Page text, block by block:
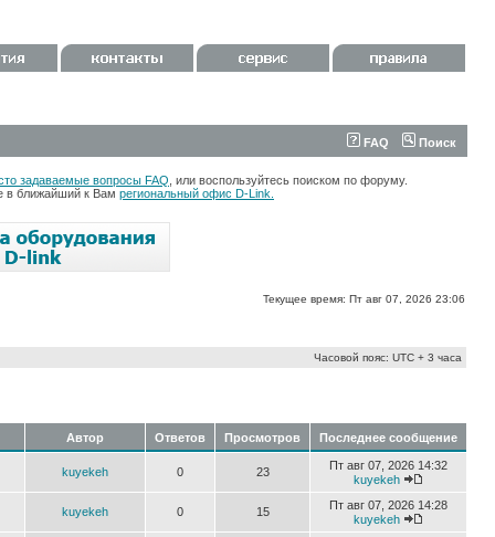
FAQ Поиск
задаваемые вопросы FAQ , или воспользуйтесь поиском по форуму.
в ближайший к Вам региональный офис D-Link.
Текущее время: Пт авг 07, 2026 23:06
Часовой пояс: UTC + 3 часа
Автор Ответов Просмотров Последнее сообщение
kuyekeh 0 23
Пт авг 07, 2026 14:32
kuyekeh
kuyekeh 0 15
Пт авг 07, 2026 14:28
kuyekeh